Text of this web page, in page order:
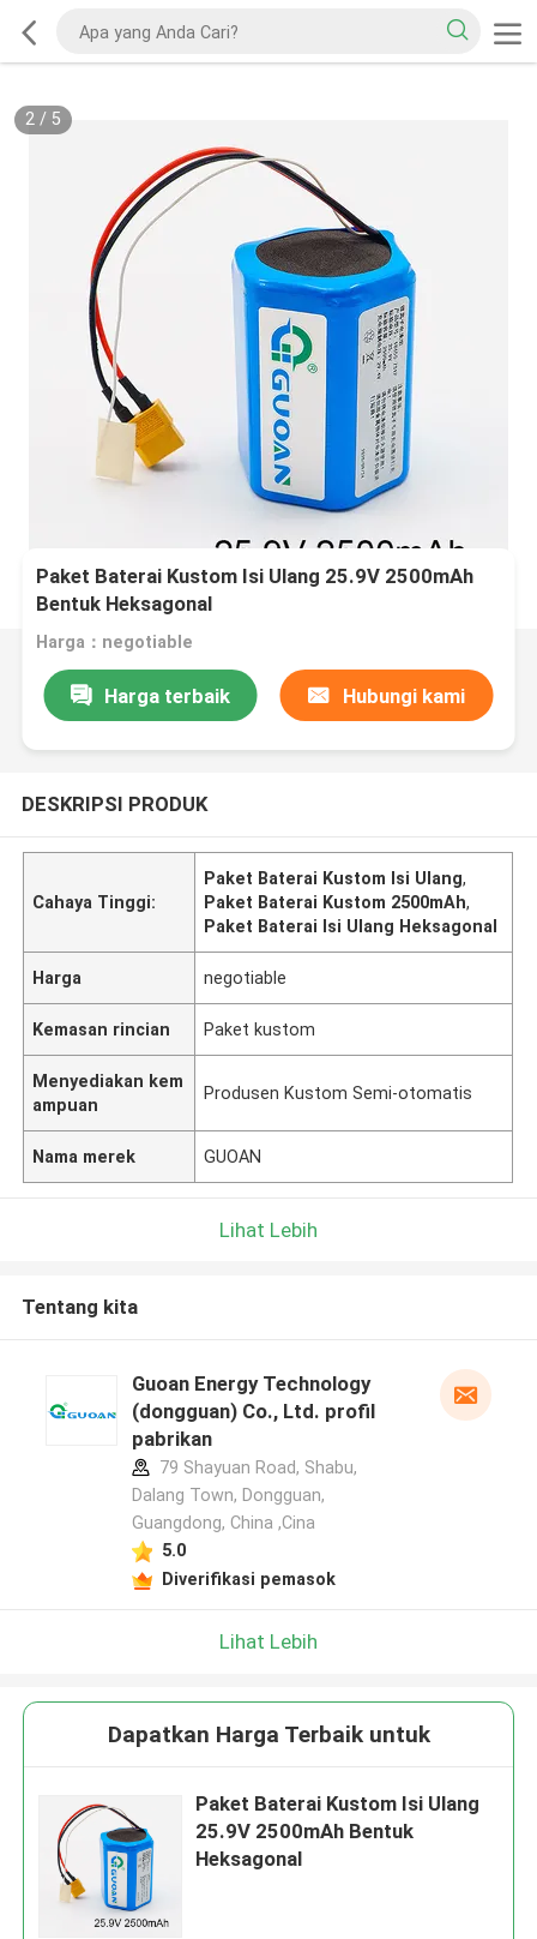
2/ 5
Paket Baterai Kustom Isi Ulang 25.9V 2500mAh
Bentuk Heksagonal
Harga：negotiable
Harga terbaik Hubungi kami
DESKRIPSI PRODUK
Cahaya Tinggi:
Paket Baterai Kustom Isi Ulang,
Paket Baterai Kustom 2500mAh,
Paket Baterai Isi Ulang Heksagonal
Harga negotiable
Kemasan rincian Paket kustom
Menyediakan kem
ampuan
Produsen Kustom Semi-otomatis
Nama merek GUOAN
Lihat Lebih
Tentang kita
Guoan Energy Technology
(dongguan) Co., Ltd. profil
pabrikan
79 Shayuan Road, Shabu,
Dalang Town, Dongguan,
Guangdong, China ,Cina
5.0
Diverifikasi pemasok
Lihat Lebih
Dapatkan Harga Terbaik untuk
Paket Baterai Kustom Isi Ulang
25.9V 2500mAh Bentuk
Heksagonal